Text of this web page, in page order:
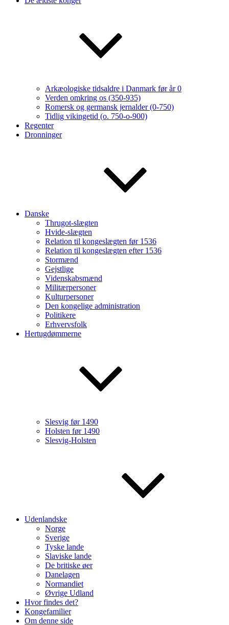
Arkæologiske tidsaldre i Danmark før år 0
Verden omkring os (350-935)
Romersk og germansk jernalder (0-750)
Tidlig vikingetid (o. 750-o-900)
Regenter
Dronninger
Danske
Thrugot-slægten
Hvide-slægten
Relation til kongeslægten før 1536
Relation til kongeslægten efter 1536
Stormænd
Gejstlige
Videnskabsmænd
Militærpersoner
Kulturpersoner
Den kongelige administration
Politikere
Erhvervsfolk
Hertugdømmerne
Slesvig før 1490
Holsten før 1490
Slesvig-Holsten
Udenlandske
Norge
Sverige
Tyske lande
Slaviske lande
De britiske øer
Danelagen
Normandiet
Øvrige Udland
Hvor findes det?
Kongefamilier
Om denne side